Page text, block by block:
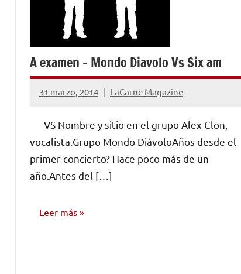
A examen – Mondo Diavolo Vs Six am
31 marzo, 2014 LaCarne Magazine
No
comentarios
VS Nombre y sitio en el grupo Alex Clon,
vocalista.Grupo Mondo DiávoloAños desde el
primer concierto? Hace poco más de un
año.Antes del […]
Leer más